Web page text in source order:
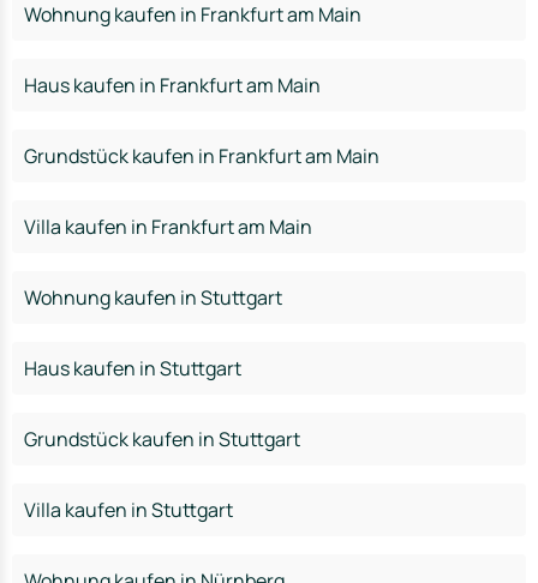
Wohnung kaufen in Frankfurt am Main
Haus kaufen in Frankfurt am Main
Grundstück kaufen in Frankfurt am Main
Villa kaufen in Frankfurt am Main
Wohnung kaufen in Stuttgart
Haus kaufen in Stuttgart
Grundstück kaufen in Stuttgart
Villa kaufen in Stuttgart